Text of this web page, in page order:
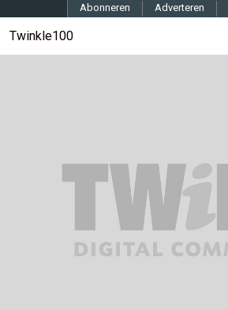
Twinkle100
Abonneren Adverteren